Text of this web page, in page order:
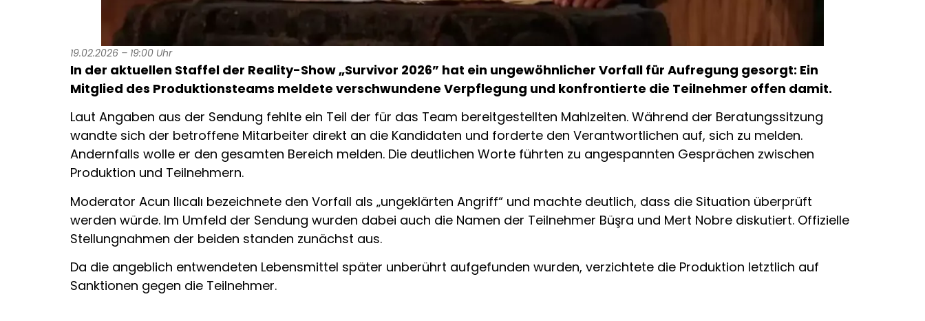
19.02.2026 – 19:00 Uhr
In der aktuellen Staffel der Reality-Show „Survivor 2026” hat ein ungewöhnlicher Vorfall für Aufregung gesorgt: Ein
Mitglied des Produktionsteams meldete verschwundene Verpflegung und konfrontierte die Teilnehmer offen damit.
Laut Angaben aus der Sendung fehlte ein Teil der für das Team bereitgestellten Mahlzeiten. Während der Beratungssitzung
wandte sich der betroffene Mitarbeiter direkt an die Kandidaten und forderte den Verantwortlichen auf, sich zu melden.
Andernfalls wolle er den gesamten Bereich melden. Die deutlichen Worte führten zu angespannten Gesprächen zwischen
Produktion und Teilnehmern.
Moderator Acun Ilıcalı bezeichnete den Vorfall als „ungeklärten Angriff“ und machte deutlich, dass die Situation überprüft
werden würde. Im Umfeld der Sendung wurden dabei auch die Namen der Teilnehmer Büşra und Mert Nobre diskutiert. Offizielle
Stellungnahmen der beiden standen zunächst aus.
Da die angeblich entwendeten Lebensmittel später unberührt aufgefunden wurden, verzichtete die Produktion letztlich auf
Sanktionen gegen die Teilnehmer.